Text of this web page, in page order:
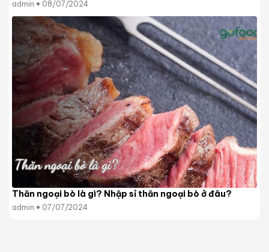
admin 08/07/2024
Thăn ngoại bò là gì? Nhập sỉ thăn ngoại bò ở đâu?
admin 07/07/2024